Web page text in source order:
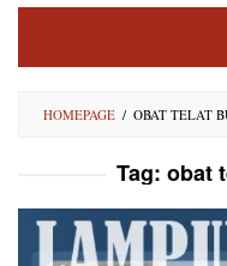
HOMEPAGE / OBAT TELAT
Tag: obat